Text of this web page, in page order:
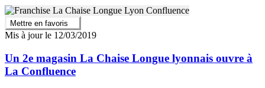
Mettre en favoris
Mis à jour le 12/03/2019
Un 2e magasin La Chaise Longue lyonnais ouvre à
La Confluence